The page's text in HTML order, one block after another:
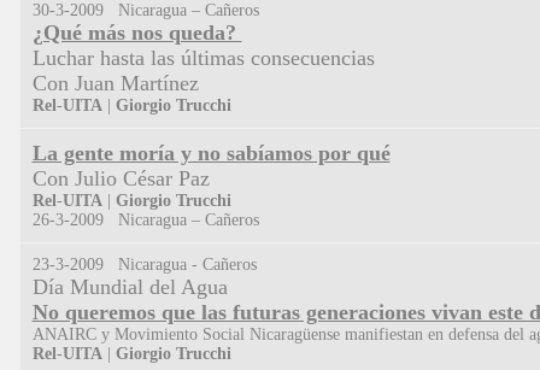
30-3-2009 Nicaragua – Cañeros
¿Qué más nos queda?
Luchar hasta las últimas consecuencias
Con Juan Martínez
Rel-UITA| Giorgio Trucchi
La gente moría y no sabíamos por qué
Con Julio César Paz
Rel-UITA| Giorgio Trucchi
26-3-2009 Nicaragua – Cañeros
23-3-2009 Nicaragua - Cañeros
Día Mundial del Agua
No queremos que las futuras generaciones vivan este
ANAIRC y Movimiento Social Nicaragüense manifiestan en defensa del
Rel-UITA| Giorgio Trucchi